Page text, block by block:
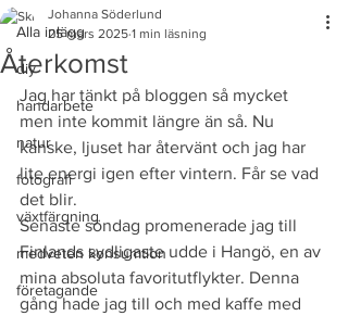
Alla inlägg
diy
handarbete
natur
fotografi
växtfärgning
medveten konsumtion
företagande
Återkomst
Johanna Söderlund
25 mars 2025 1 min läsning
Jag har tänkt på bloggen så mycket
men inte kommit längre än så. Nu
kanske, ljuset har återvänt och jag har
lite energi igen efter vintern. Får se vad
det blir.
Senaste söndag promenerade jag till
Finlands sydligaste udde i Hangö, en av
mina absoluta favoritutflykter. Denna
gång hade jag till och med kaffe med